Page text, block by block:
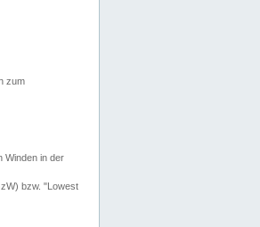
zum
Winden in der
bzw. "Lowest